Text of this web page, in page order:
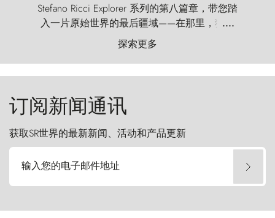
Stefano Ricci Explorer 系列的第八篇章，带您踏
入一片原始世界的最后疆域——在那里，狂风
以远古的怒号雕琢着自然，而百内塔（Torres
del Paine）则宛如石砌的哨兵，傲然向苍穹发
起挑战。
....
探索更多
订阅新闻通讯
获取SR世界的最新新闻、活动和产品更新
输入您的电子邮件地址